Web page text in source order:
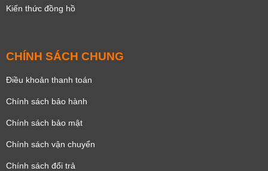
Kiến thức đồng hồ
CHÍNH SÁCH CHUNG
Điều khoản thanh toán
Chính sách bảo hành
Chính sách bảo mật
Chính sách vận chuyển
Chính sách đổi trả